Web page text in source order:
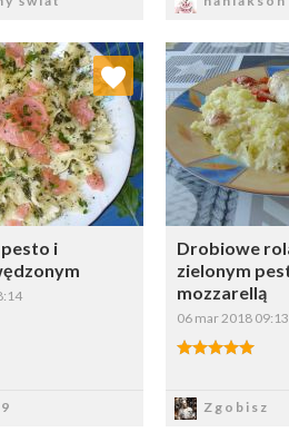
i
do ulubionych
Wybierz listę:
Drobiowe
zielonym
mozzarellą
06 mar 2018 09:13
Zgobisz
Dodaj